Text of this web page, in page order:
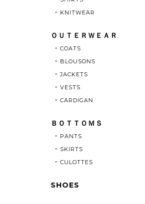
KNITWEAR
ＯＵＴＥＲＷＥＡＲ
COATS
BLOUSONS
JACKETS
VESTS
CARDIGAN
ＢＯＴＴＯＭＳ
PANTS
SKIRTS
CULOTTES
SHOES